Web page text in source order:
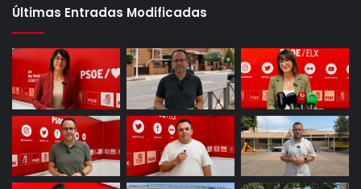
Últimas Entradas Modificadas